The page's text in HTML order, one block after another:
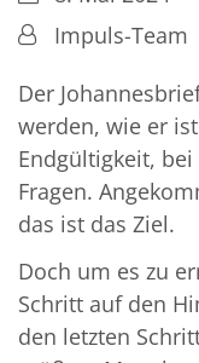
Von:Impuls-Team
Der
werden, wie er
Endgültigkeit,
Fragen.
das ist das Ziel.
Doch um es zu
Schritt auf den
den letzten